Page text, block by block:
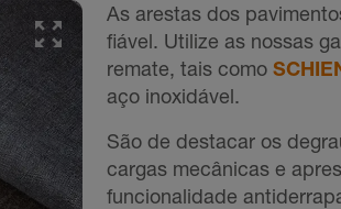
As arestas dos
fiável. Utilize as nossas
remate, tais como
aço inoxidável.
São de destacar os
cargas mecânicas e
funcionalidade